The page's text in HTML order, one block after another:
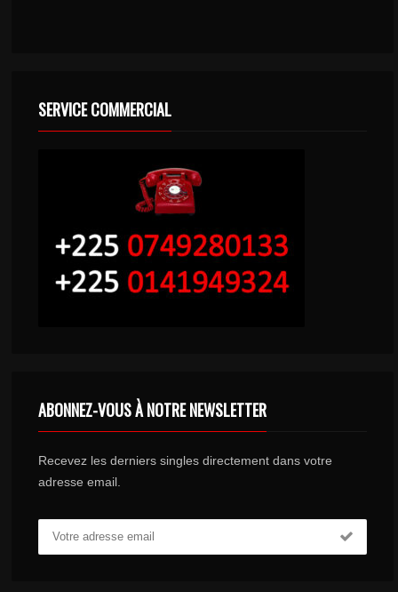
SERVICE COMMERCIAL
ABONNEZ-VOUS À NOTRE NEWSLETTER
Recevez les derniers singles directement dans votre
adresse email.